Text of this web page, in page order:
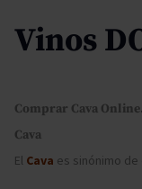
Vinos
Comprar Cava
Cava
El Cava es sinónimo de